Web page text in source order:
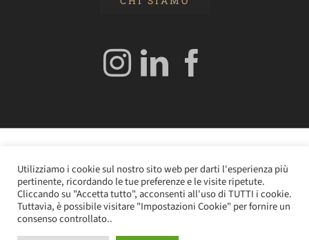
Angelo Frigerio -Cookie Policy–Privacy Policy- P.IVA
0362610964
Utilizziamo i cookie sul nostro sito web per darti l'esperienza più
pertinente, ricordando le tue preferenze e le visite ripetute.
Cliccando su "Accetta tutto", acconsenti all'uso di TUTTI i cookie.
Tuttavia, è possibile visitare "Impostazioni Cookie" per fornire un
consenso controllato..